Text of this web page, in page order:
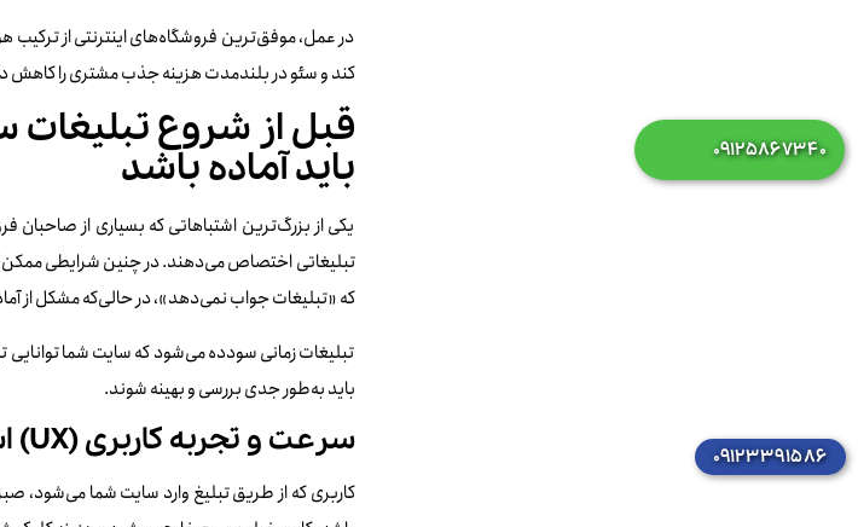
در عمل، موفق‌ترین فروشگاه‌های اینترنتی از ترکیب
کند و سئو در بلندمدت هزینه جذب مشتری را کاهش
قبل از شروع
باید آماده باشد
یکی از بزرگ‌ترین اشتباهاتی که بسیاری از
تبلیغاتی اختصاص می‌دهند. در چنین شرایطی ممکن
که «تبلیغات جواب نمی‌دهد»، در حالی‌که مشکل از
تبلیغات زمانی سودده می‌شود که سایت شما توانایی
باید به‌طور جدی بررسی و بهینه شوند.
سرعت و تجربه کاربری (UX) استاندارد
کاربری که از طریق تبلیغ وارد سایت شما می‌شود،
۰۹۱۲۵۸۶۷۳۴۰
۰۹۱۲۳۳۹۱۵۸۶